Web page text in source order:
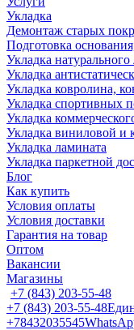
Укладка
Демонтаж старых
Подготовка
Укладка
Укладка
Укладка ковролина,
Укладка спортивных
Укладка
Укладка виниловой и
Укладка ламината
Укладка паркетной
Блог
Как купить
Условия оплаты
Условия доставки
Гарантия на товар
Оптом
Вакансии
Магазины
+7 (843) 203-55-48
+7 (843) 203-55-48
+78432035545